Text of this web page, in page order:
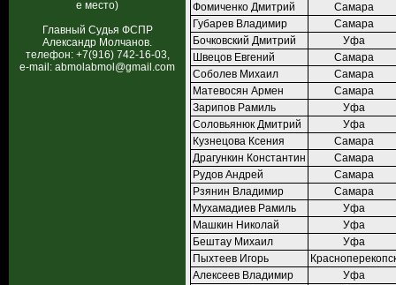
е место)
Главный Судья ФСПР
Александр Молчанов.
телефон: +7(916) 742-16-03,
e-mail: abmolabmol@gmail.com
Фомиченко Дмитрий
Самара
Губарев Владимир
Самара
Бочковский Дмитрий
Уфа
Швецов Евгений
Самара
Соболев Михаил
Самара
Матевосян Армен
Самара
Зарипов Рамиль
Уфа
Соловьянюк Дмитрий
Уфа
Кузнецова Ксения
Самара
Драгункин Константин
Самара
Рудов Андрей
Самара
Рзянин Владимир
Самара
Мухамадиев Рамиль
Уфа
Машкин Николай
Уфа
Бештау Михаил
Уфа
Пыхтеев Игорь
Алексеев Владимир
Уфа